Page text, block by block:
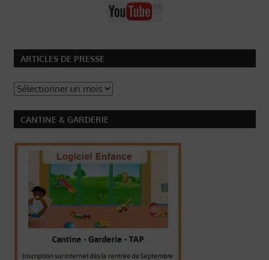
ARTICLES DE PRESSE
Articles
Presse
CANTINE & GARDERIE